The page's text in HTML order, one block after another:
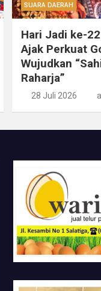
SUARA DAERAH
Hari Jadi ke-
Ajak Perkuat
Wujudkan
Raharja”
28 Juli 2026